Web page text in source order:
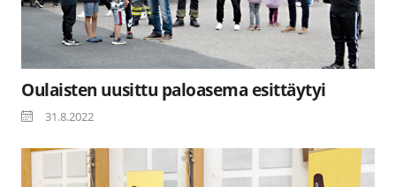
Oulaisten uusittu paloasema esittäytyi
31.8.2022